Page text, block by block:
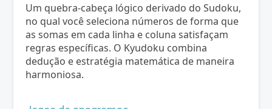
Um quebra-cabeça lógico derivado do Sudoku,
no qual você seleciona números de forma que
as somas em cada linha e coluna satisfaçam
regras específicas. O Kyudoku combina
dedução e estratégia matemática de maneira
harmoniosa.